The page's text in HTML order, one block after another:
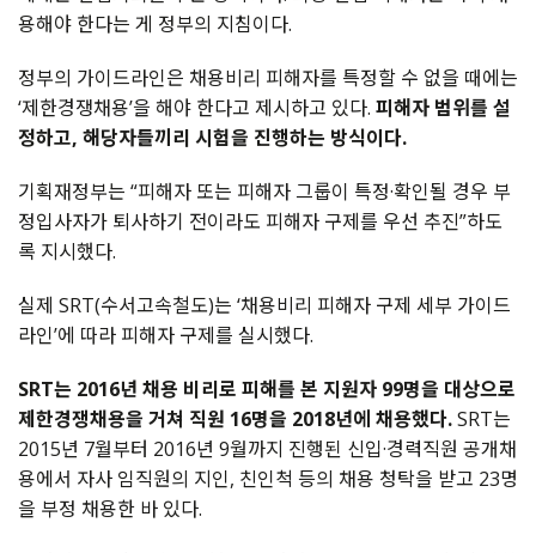
용해야 한다는 게 정부의 지침이다.
정부의 가이드라인은 채용비리 피해자를 특정할 수 없을 때에는
‘제한경쟁채용’을 해야 한다고 제시하고 있다. 피해자 범위를 설
정하고, 해당자들끼리 시험을 진행하는 방식이다.
기획재정부는 “피해자 또는 피해자 그룹이 특정·확인될 경우 부
정입사자가 퇴사하기 전이라도 피해자 구제를 우선 추진”하도
록 지시했다.
실제 SRT(수서고속철도)는 ‘채용비리 피해자 구제 세부 가이드
라인’에 따라 피해자 구제를 실시했다.
SRT는 2016년 채용 비리로 피해를 본 지원자 99명을 대상으로
제한경쟁채용을 거쳐 직원 16명을 2018년에 채용했다.SRT는
2015년 7월부터 2016년 9월까지 진행된 신입·경력직원 공개채
용에서 자사 임직원의 지인, 친인척 등의 채용 청탁을 받고 23명
을 부정 채용한 바 있다.